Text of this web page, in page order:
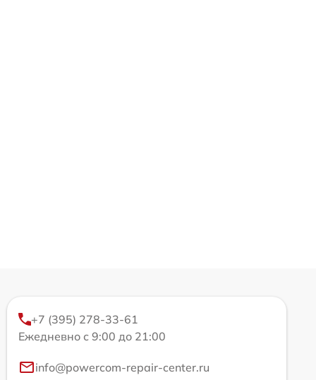
+7 (395) 278-33-61
Ежедневно с 9:00 до 21:00
info@powercom-repair-center.ru